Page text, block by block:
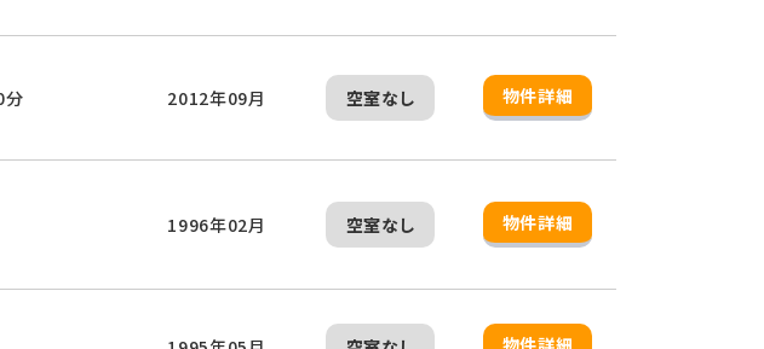
分 2012年09月 空室なし 物件詳細
1996年02月 空室なし 物件詳細
物件詳細